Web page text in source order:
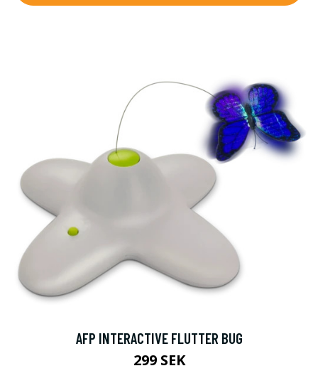
AFP INTERACTIVE FLUTTER BUG
299 SEK